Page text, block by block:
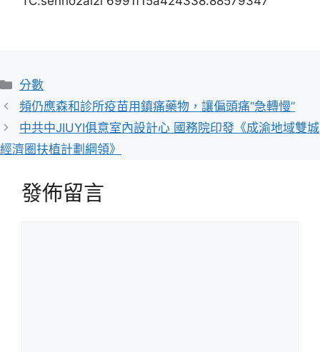
分
類
分數
頻仍應森和診所疫苗用鎮痛藥物，讓偏頭痛“急轉慢”
中共中JIUYI俱意室內設計心 國務院印發《成渝地域雙城
經濟圈扶植計劃綱領》
發佈留言